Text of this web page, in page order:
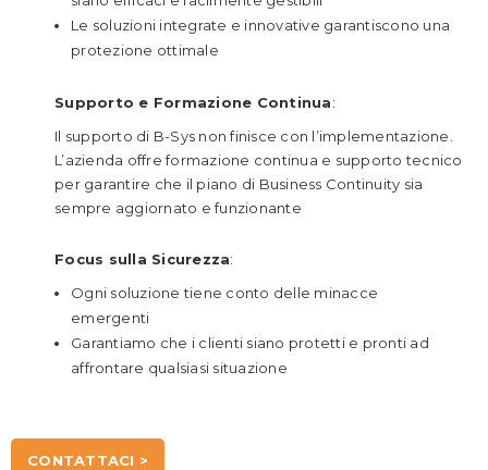
Le soluzioni integrate e innovative garantiscono una
protezione ottimale
Supporto e Formazione Continua:
Il supporto di B-Sys non finisce con l’implementazione.
L’azienda offre formazione continua e supporto tecnico
per garantire che il piano di Business Continuity sia
sempre aggiornato e funzionante
Focus sulla Sicurezza:
Ogni soluzione tiene conto delle minacce
emergenti
Garantiamo che i clienti siano protetti e pronti ad
affrontare qualsiasi situazione
CONTATTACI >